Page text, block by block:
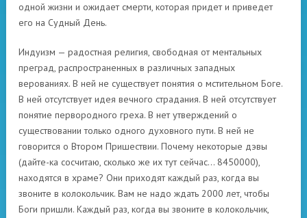
одной жизни и ожидает смерти, которая придет и приведет
его на Судный День.
Индуизм — радостная религия, свободная от ментальных
преград, распространенных в различных западных
верованиях. В ней не существует понятия о мстительном Боге.
В ней отсутствует идея вечного страдания. В ней отсутствует
понятие первородного греха. В нет утверждений о
существовании только одного духовного пути. В ней не
говорится о Втором Пришествии. Почему некоторые дэвы
(дайте-ка сосчитаю, сколько же их тут сейчас… 8450000),
находятся в храме? Они приходят каждый раз, когда вы
звоните в колокольчик. Вам не надо ждать 2000 лет, чтобы
Боги пришли. Каждый раз, когда вы звоните в колокольчик,